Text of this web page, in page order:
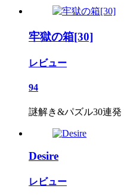
牢獄の箱[30]
レビュー
94
謎解き&パズル30連発
Desire
レビュー